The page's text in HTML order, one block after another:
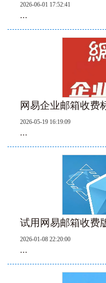
2026-06-01 17:52:41
...
网易企业邮箱收费
2026-05-19 16:19:09
...
试用网易邮箱收费
2026-01-08 22:20:00
...